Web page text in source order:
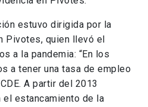
estuvo dirigida por la
Pivotes, quien llevó el
a la pandemia: “En los
a tener una tasa de empleo
A partir del 2013
estancamiento de la